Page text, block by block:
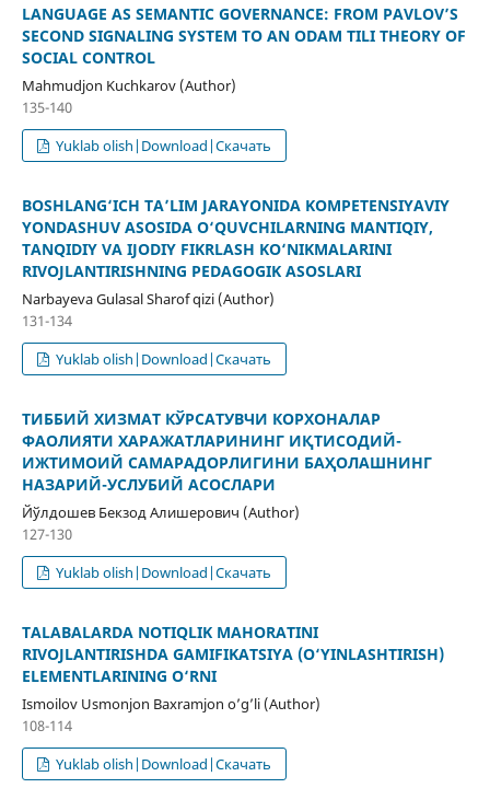
LANGUAGE AS SEMANTIC GOVERNANCE: FROM PAVLOV’S
SECOND SIGNALING SYSTEM TO AN ODAM TILI THEORY OF
SOCIAL CONTROL
Mahmudjon Kuchkarov (Author)
135-140
Yuklab olish|Download|Скачать
BOSHLANG‘ICH TA’LIM JARAYONIDA KOMPETENSIYAVIY
YONDASHUV ASOSIDA O‘QUVCHILARNING MANTIQIY,
TANQIDIY VA IJODIY FIKRLASH KO‘NIKMALARINI
RIVOJLANTIRISHNING PEDAGOGIK ASOSLARI
Narbayeva Gulasal Sharof qizi (Author)
131-134
Yuklab olish|Download|Скачать
ТИББИЙ ХИЗМАТ КЎРСАТУВЧИ КОРХОНАЛАР
ФАОЛИЯТИ ХАРАЖАТЛАРИНИНГ ИҚТИСОДИЙ-
ИЖТИМОИЙ САМАРАДОРЛИГИНИ БАҲОЛАШНИНГ
НАЗАРИЙ-УСЛУБИЙ АСОСЛАРИ
Йўлдошев Бекзод Алишерович (Author)
127-130
Yuklab olish|Download|Скачать
TALABALARDA NOTIQLIK MAHORATINI
RIVOJLANTIRISHDA GAMIFIKATSIYA (O‘YINLASHTIRISH)
ELEMENTLARINING O‘RNI
Ismoilov Usmonjon Baxramjon o’g’li (Author)
108-114
Yuklab olish|Download|Скачать